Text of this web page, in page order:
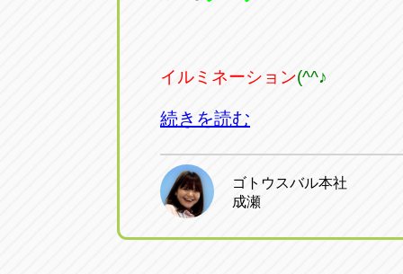
イルミネーション(^^♪
続きを読む
ゴトウスバル本社
成瀬